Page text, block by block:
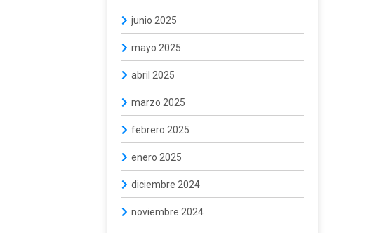
junio 2025
mayo 2025
abril 2025
marzo 2025
febrero 2025
enero 2025
diciembre 2024
noviembre 2024